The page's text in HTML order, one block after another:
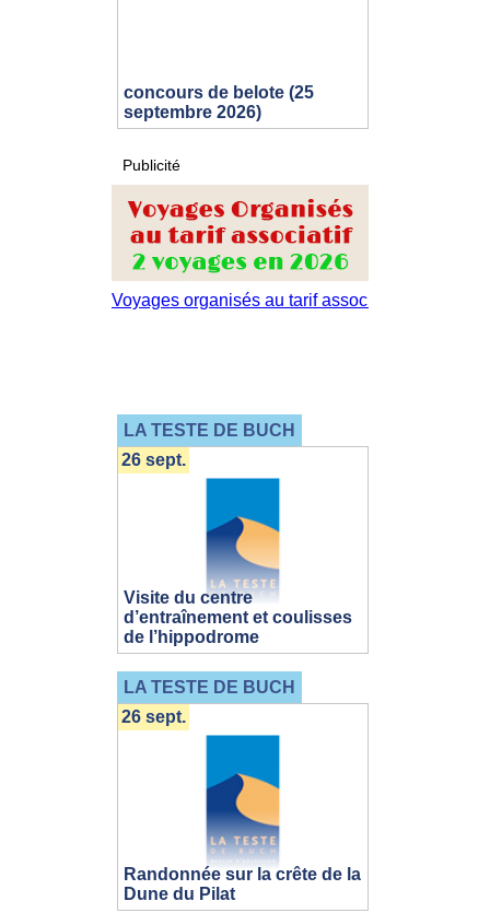
concours de belote (25
septembre 2026)
Publicité
LA TESTE DE BUCH
Visite du centre
d’entraînement et coulisses
de l’hippodrome
26 sept.
LA TESTE DE BUCH
Randonnée sur la crête de la
Dune du Pilat
26 sept.